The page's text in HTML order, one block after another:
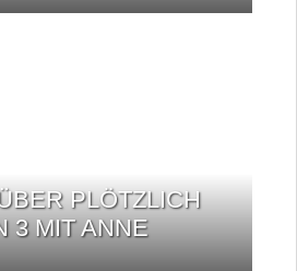
PLÖTZLICH
3 MIT ANNE